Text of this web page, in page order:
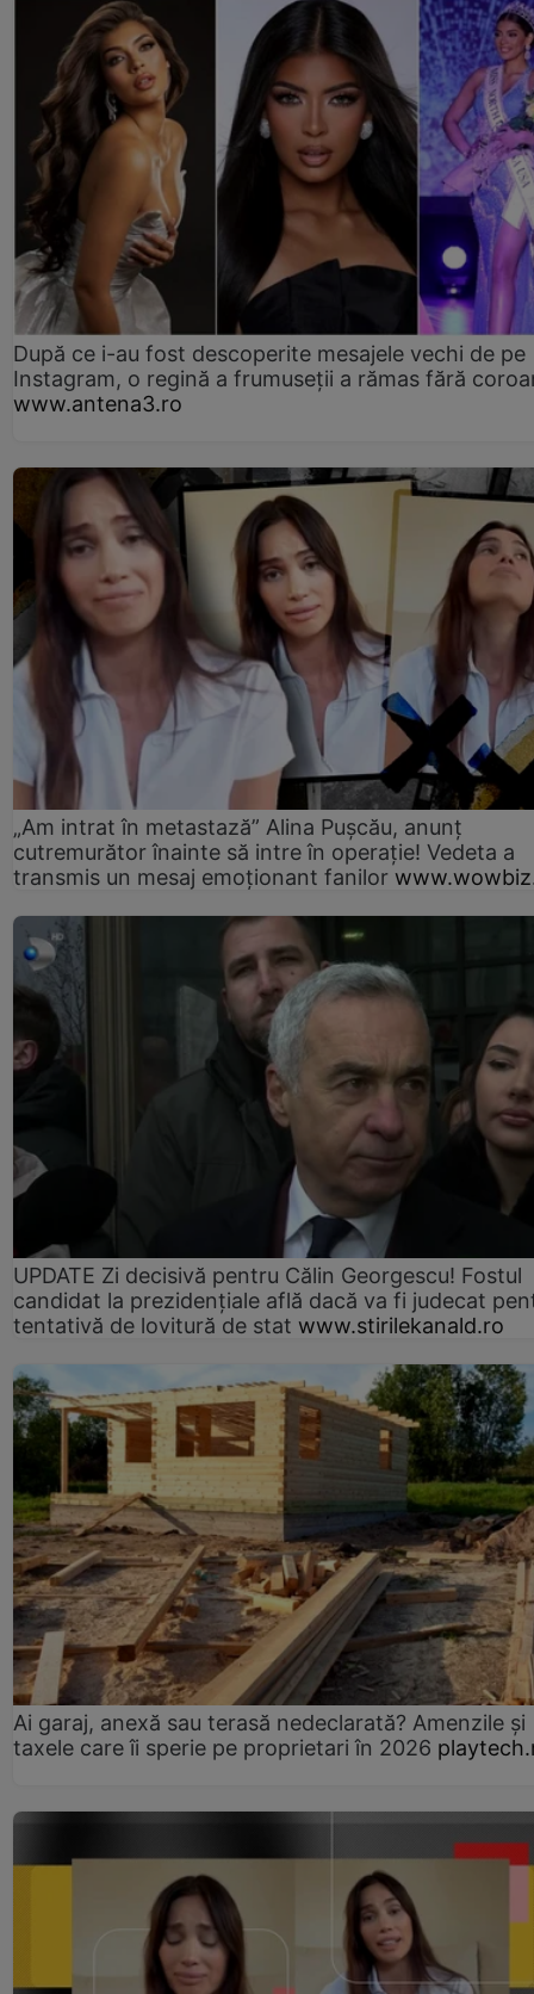
După ce i-au fost descoperite mesajele vechi de pe
Instagram, o regină a frumuseții a rămas fără
www.antena3.ro
„Am intrat în metastază” Alina Pușcău, anunț
cutremurător înainte să intre în operație! Vedeta a
transmis un mesaj emoționant fanilor
UPDATE Zi decisivă pentru Călin Georgescu! Fostul
candidat la prezidențiale află dacă va fi judecat
tentativă de lovitură de stat www.stirilekanald.ro
Ai garaj, anexă sau terasă nedeclarată? Amenzile și
taxele care îi sperie pe proprietari în 2026